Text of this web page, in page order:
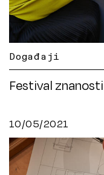
Događaji
Festival znanosti
10/05/2021